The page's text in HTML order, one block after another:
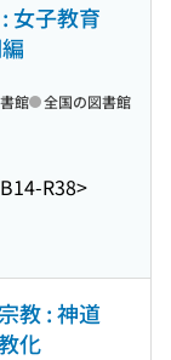
女子教育
R38>
館 全国の図書館
教 : 神道
化